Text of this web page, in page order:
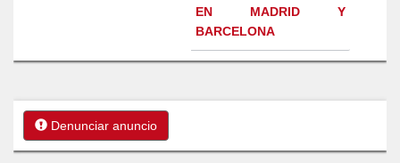
EN MADRID Y
BARCELONA
Denunciar anuncio